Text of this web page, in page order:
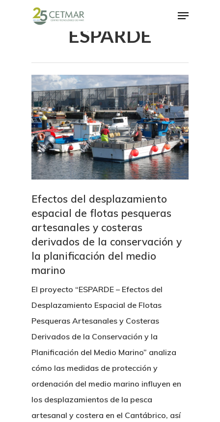
Hit enter to search or ESC to close
ESPARDE
Efectos del desplazamiento
espacial de flotas pesqueras
artesanales y costeras
derivados de la conservación y
la planificación del medio
marino
El proyecto “ESPARDE – Efectos del
Desplazamiento Espacial de Flotas
Pesqueras Artesanales y Costeras
Derivados de la Conservación y la
Planificación del Medio Marino” analiza
cómo las medidas de protección y
ordenación del medio marino influyen en
los desplazamientos de la pesca
artesanal y costera en el Cantábrico, así